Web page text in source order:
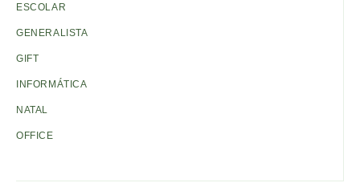
ESCOLAR
GENERALISTA
GIFT
INFORMÁTICA
NATAL
OFFICE